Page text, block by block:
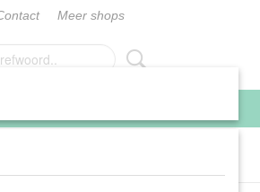
Meer shops